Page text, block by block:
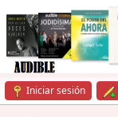
Iniciar sesión